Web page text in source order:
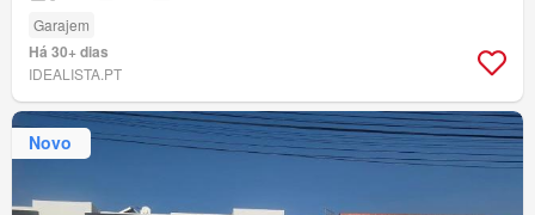
Garajem
Há 30+ dias
IDEALISTA.PT
Novo